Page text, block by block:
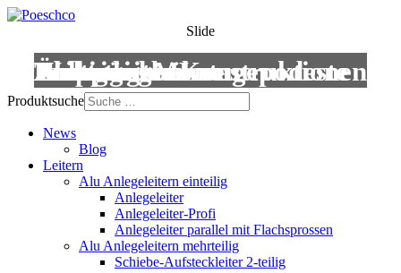
Slide
Leitern
Treppen
Anstiege
Podestleitern
Roll- und Montagepodeste
Wartungsbühnen
Übergänge
Aluminium-Konstruktionen
Produktsuche
News
Blog
Leitern
Alu Anlegeleitern einteilig
Anlegeleiter
Anlegeleiter-Profi
Anlegeleiter parallel mit Flachsprossen
Alu Anlegeleitern mehrteilig
Schiebe-Aufsteckleiter 2-teilig